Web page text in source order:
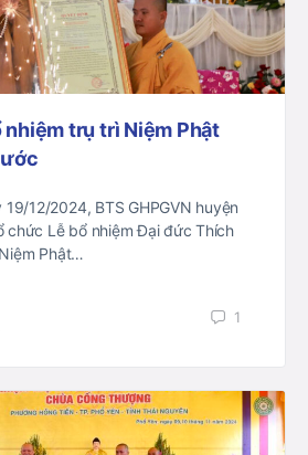
nhiệm trụ trì Niệm Phật
19/12/2024, BTS GHPGVN huyện
chức Lễ bổ nhiệm Đại đức Thích
Phật…
1